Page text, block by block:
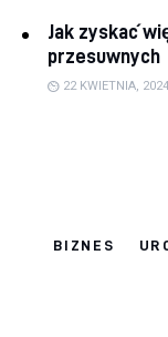
Jak zyskać
przesuwnych
22 KWIETNIA, 2024
BIZNES